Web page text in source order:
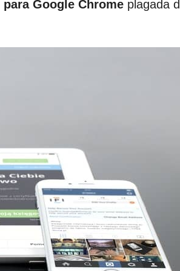
para Google Chrome plagada